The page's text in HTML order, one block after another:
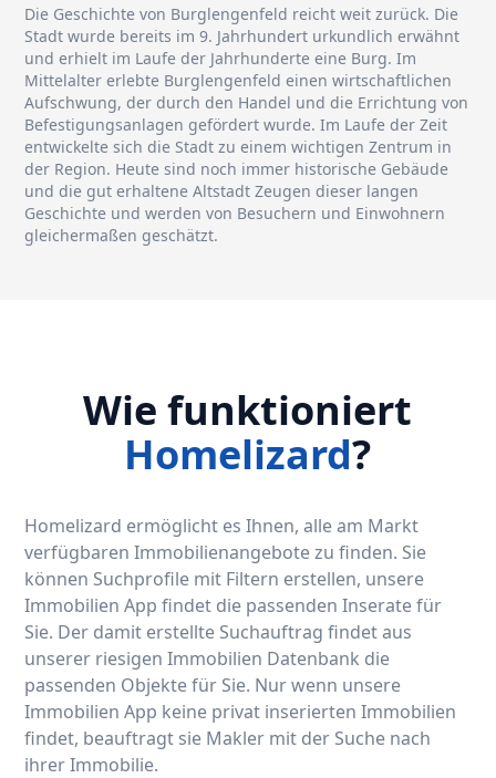
Die Geschichte von Burglengenfeld reicht weit zurück. Die
Stadt wurde bereits im 9. Jahrhundert urkundlich erwähnt
und erhielt im Laufe der Jahrhunderte eine Burg. Im
Mittelalter erlebte Burglengenfeld einen wirtschaftlichen
Aufschwung, der durch den Handel und die Errichtung von
Befestigungsanlagen gefördert wurde. Im Laufe der Zeit
entwickelte sich die Stadt zu einem wichtigen Zentrum in
der Region. Heute sind noch immer historische Gebäude
und die gut erhaltene Altstadt Zeugen dieser langen
Geschichte und werden von Besuchern und Einwohnern
gleichermaßen geschätzt.
Wie funktioniert
Homelizard?
Homelizard ermöglicht es Ihnen, alle am Markt
verfügbaren Immobilienangebote zu finden. Sie
können Suchprofile mit Filtern erstellen, unsere
Immobilien App findet die passenden Inserate für
Sie. Der damit erstellte Suchauftrag findet aus
unserer riesigen Immobilien Datenbank die
passenden Objekte für Sie. Nur wenn unsere
Immobilien App keine privat inserierten Immobilien
findet, beauftragt sie Makler mit der Suche nach
ihrer Immobilie.